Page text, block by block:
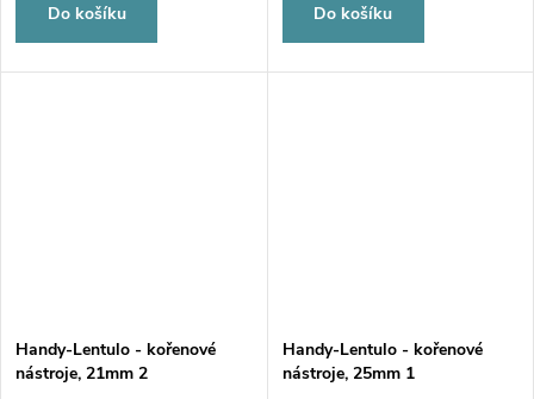
Do košíku Do košíku
Handy-Lentulo - kořenové
nástroje, 21mm 2
Handy-Lentulo - kořenové
nástroje, 25mm 1